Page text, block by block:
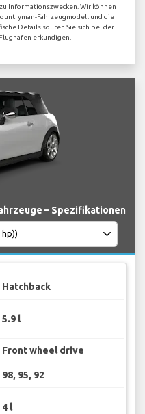
Informationszwecken. Wir können
Fahrzeugmodell und die
Details sollten Sie sich bei der
erkundigen.
– Spezifikationen
Hatchback
5.9 l
Front wheel drive
98, 95, 92
4 l